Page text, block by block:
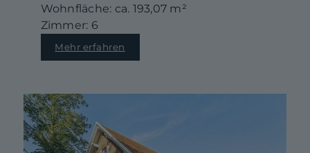
Wohnfläche: ca. 193,07 m²
Zimmer: 6
Mehr erfahren